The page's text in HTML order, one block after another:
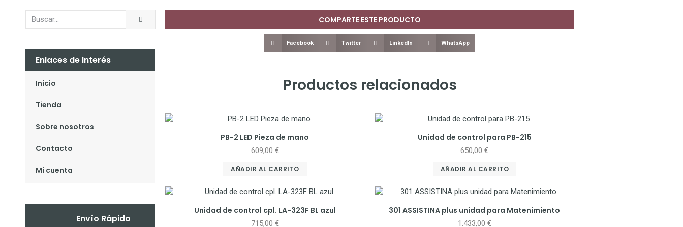
Enlaces de Interés
Inicio
Tienda
Sobre nosotros
Contacto
Mi cuenta
Envío Rápido
COMPARTE ESTE PRODUCTO
Facebook Twitter LinkedIn WhatsApp
Productos relacionados
PB-2 LED Pieza de mano
609,00 €
AÑADIR AL CARRITO
Unidad de control para PB-215
650,00€
AÑADIR AL CARRITO
Unidad de control cpl. LA-323F BL azul
715,00 €
301 ASSISTINA plus unidad para Matenimiento
1.433,00 €